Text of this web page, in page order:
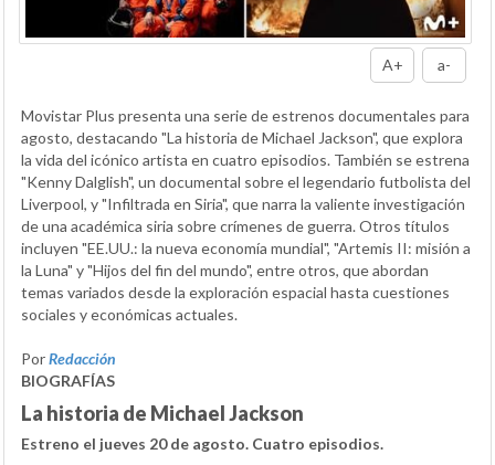
A+ a-
Movistar Plus presenta una serie de estrenos documentales para
agosto, destacando "La historia de Michael Jackson", que explora
la vida del icónico artista en cuatro episodios. También se estrena
"Kenny Dalglish", un documental sobre el legendario futbolista del
Liverpool, y "Infiltrada en Siria", que narra la valiente investigación
de una académica siria sobre crímenes de guerra. Otros títulos
incluyen "EE.UU.: la nueva economía mundial", "Artemis II: misión a
la Luna" y "Hijos del fin del mundo", entre otros, que abordan
temas variados desde la exploración espacial hasta cuestiones
sociales y económicas actuales.
PorRedacción
BIOGRAFÍAS
La historia de Michael Jackson
Estreno el jueves 20 de agosto. Cuatro episodios.